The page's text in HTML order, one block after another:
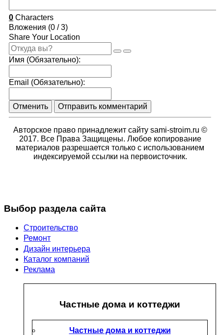
0 Characters
Вложения (0 / 3)
Share Your Location
Имя (Обязательно):
Email (Обязательно):
Отменить Отправить комментарий
Авторское право принадлежит сайту sami-stroim.ru ©
2017. Все Права Защищены. Любое копирование
материалов разрешается только с использованием
индексируемой ссылки на первоисточник.
Выбор раздела сайта
Строительство
Ремонт
Дизайн интерьера
Каталог компаний
Реклама
Частные дома и коттеджи
Частные дома и коттеджи